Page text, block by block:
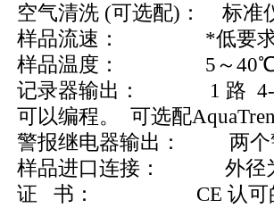
空气清洗 (可选配)： 标准
样品流速： *低要
样品温度： 5～
记录器输出： 1 路 4-20
可以编程。 可选配
警报继电器输出： 两个
样品进口连接： 外径为
证 书： CE 认可的